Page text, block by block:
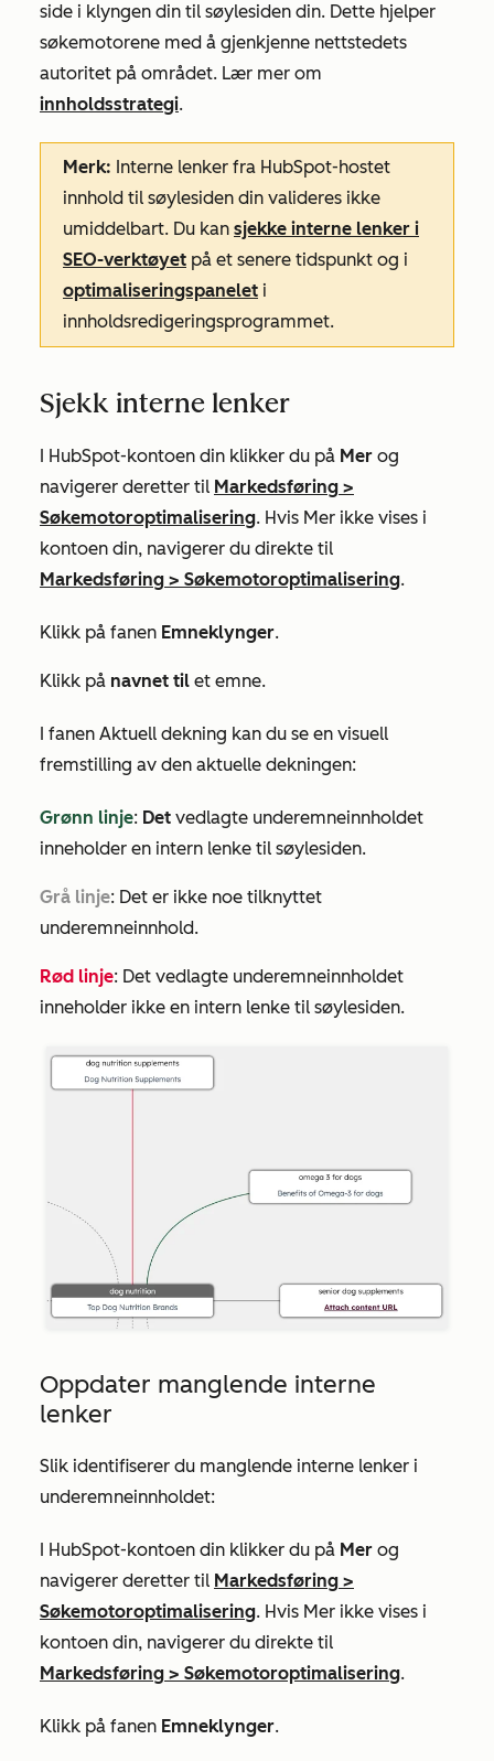
side i klyngen din til søylesiden din. Dette hjelper
søkemotorene med å gjenkjenne nettstedets
autoritet på området. Lær mer om
innholdsstrategi.
Merk: Interne lenker fra HubSpot-hostet
innhold til søylesiden din valideres ikke
umiddelbart. Du kan sjekke interne lenker i
SEO-verktøyet på et senere tidspunkt og i
optimaliseringspanelet i
innholdsredigeringsprogrammet.
Sjekk interne lenker
I HubSpot-kontoen din klikker du på Mer og
navigerer deretter til Markedsføring >
Søkemotoroptimalisering. Hvis Mer ikke vises i
kontoen din, navigerer du direkte til
Markedsføring > Søkemotoroptimalisering.
Klikk på fanen Emneklynger.
Klikk på navnet til et emne.
I fanen Aktuell dekning kan du se en visuell
fremstilling av den aktuelle dekningen:
Grønn linje: Det vedlagte underemneinnholdet
inneholder en intern lenke til søylesiden.
Grå linje: Det er ikke noe tilknyttet
underemneinnhold.
Rød linje: Det vedlagte underemneinnholdet
inneholder ikke en intern lenke til søylesiden.
Oppdater manglende interne
lenker
Slik identifiserer du manglende interne lenker i
underemneinnholdet:
I HubSpot-kontoen din klikker du på Mer og
navigerer deretter til Markedsføring >
Søkemotoroptimalisering. Hvis Mer ikke vises i
kontoen din, navigerer du direkte til
Markedsføring > Søkemotoroptimalisering.
Klikk på fanen Emneklynger.